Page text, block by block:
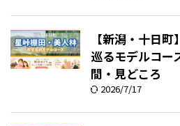
【新潟・十日
巡るモデルコー
間・見どころ
2026/7/17